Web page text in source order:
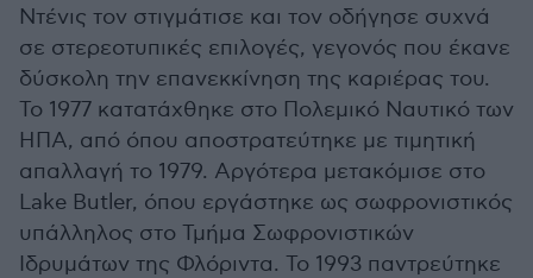
Ντένις τον στιγμάτισε και τον οδήγησε συχνά
σε στερεοτυπικές επιλογές, γεγονός που έκανε
δύσκολη την επανεκκίνηση της καριέρας του.
Το 1977 κατατάχθηκε στο Πολεμικό Ναυτικό των
ΗΠΑ, από όπου αποστρατεύτηκε με τιμητική
απαλλαγή το 1979. Αργότερα μετακόμισε στο
Lake Butler, όπου εργάστηκε ως σωφρονιστικός
υπάλληλος στο Τμήμα Σωφρονιστικών
Ιδρυμάτων της Φλόριντα. Το 1993 παντρεύτηκε